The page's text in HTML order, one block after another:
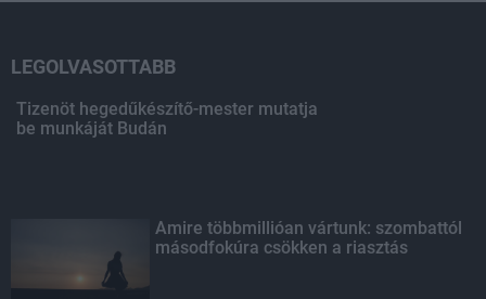
LEGOLVASOTTABB
Tizenöt hegedűkészítő-mester mutatja
be munkáját Budán
Amire többmillióan vártunk: szombattól
másodfokúra csökken a riasztás